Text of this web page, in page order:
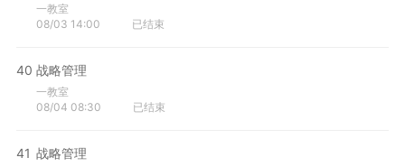
一教室
08/03 14:00
已结束
40 战略管理
一教室
08/04 08:30
已结束
41 战略管理